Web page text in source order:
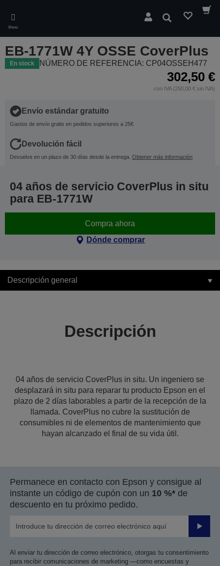
main
content
Menú
Buscar
EB-1771W 4Y OSSE CoverPlus
En stock NÚMERO DE REFERENCIA: CP04OSSEH477
302,50 €
con IVA (250,00 € sin IVA)
Envío estándar gratuito
Gastos de envío gratis en pedidos superiores a 25€
Devolución fácil
Devuelve en un plazo de 30 días desde la entrega. Obtener más información
04 años de servicio CoverPlus in situ
para EB-1771W
Compra ahora
Dónde comprar
Descripción general
Descripción
04 años de servicio CoverPlus in situ. Un ingeniero se
desplazará in situ para reparar tu producto Epson en el
plazo de 2 días laborables a partir de la recepción de la
llamada. CoverPlus no cubre la sustitución de
consumibles ni de elementos de mantenimiento que
hayan alcanzado el final de su vida útil.
Permanece en contacto con Epson y consigue al
instante un código de cupón con un 10 %* de
descuento en tu próximo pedido.
Enviar
Al enviar tu dirección de correo electrónico, otorgas tu consentimiento
para recibir comunicaciones de marketing —como encuestas y